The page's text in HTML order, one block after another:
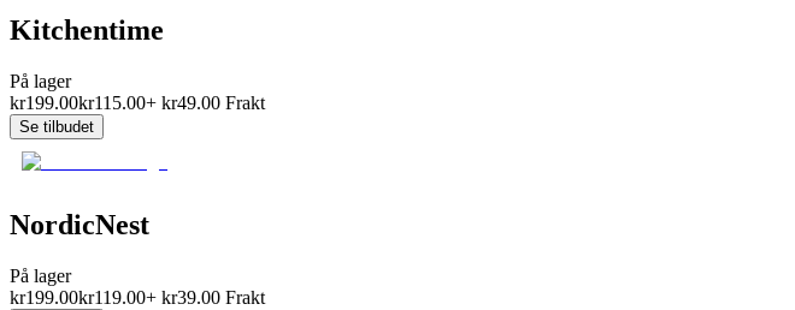
Kitchentime
På lager
kr199.00kr115.00+ kr49.00 Frakt
Se tilbudet
NordicNest
På lager
kr199.00kr119.00+ kr39.00 Frakt